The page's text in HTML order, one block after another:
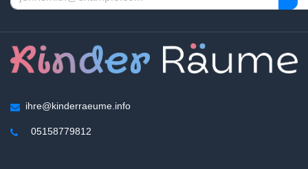
ihre@kinderraeume.info
05158779812